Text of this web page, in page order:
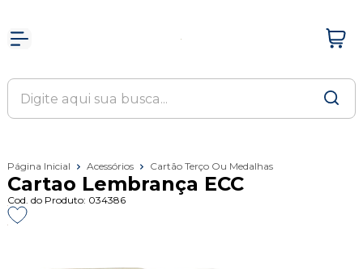
Página Inicial Acessórios Cartão Terço Ou Medalhas
Cartao Lembrança ECC
Cod. do Produto: 034386